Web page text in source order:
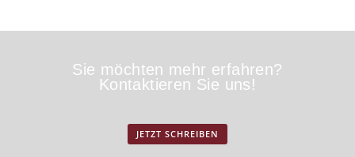
Sie möchten mehr erfahren?
Kontaktieren Sie uns!
JETZT SCHREIBEN